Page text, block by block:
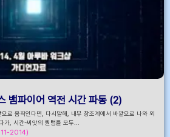
뱀파이어 역전 시간 파동 (2)
로 움직인다면, 다시말해, 내부 창조계에서 바깥으로 나와 외
가, 시간-씨앗의 퀀텀을 모두...
2014)